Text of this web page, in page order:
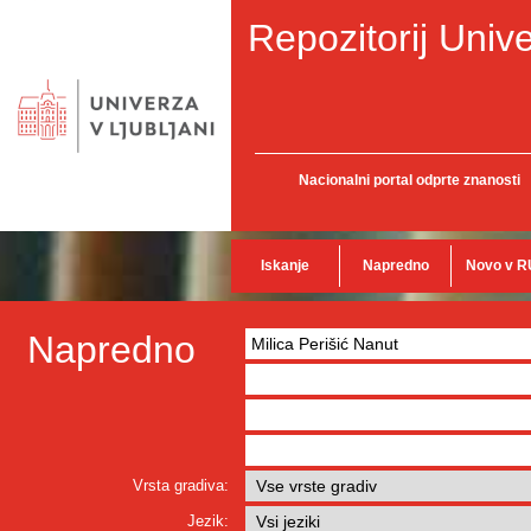
Repozitorij
Nacionalni portal odprte znanosti
Iskanje Napredno Novo v
Napredno
Vrsta gradiva:
Jezik: